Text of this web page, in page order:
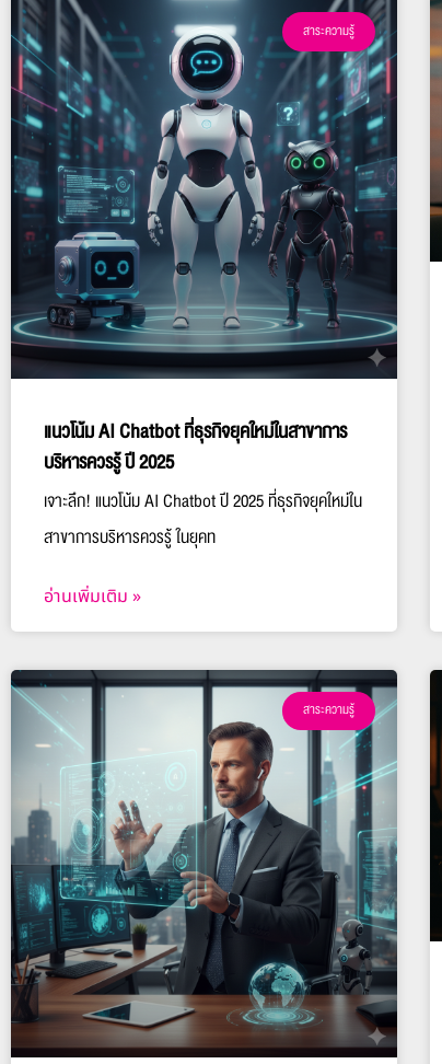
สาระความรู้
แนวโน้ม AI Chatbot ที่ธุรกิจยุคใหม่ในสาขาการ
บริหารควรรู้ ปี 2025
เจาะลึก! แนวโน้ม AI Chatbot ปี 2025 ที่ธุรกิจยุคใหม่ใน
สาขาการบริหารควรรู้ ในยุคท
อ่านเพิ่มเติม »
สาระความรู้